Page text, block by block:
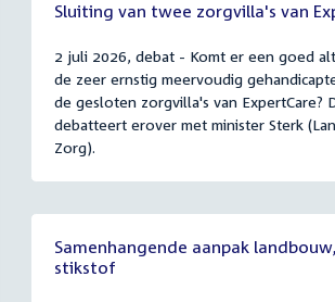
Sluiting van twee zorgvilla's van
2 juli 2026, debat - Komt er een goed
de zeer ernstig meervoudig
de gesloten zorgvilla's van ExpertCare?
debatteert erover met minister Sterk
Zorg).
Samenhangende aanpak
stikstof